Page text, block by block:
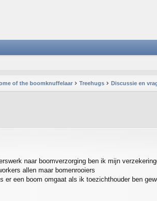
of the boomknuffelaar Treehugs Discussie en
naar boomverzorging ben ik mijn
allen maar bomenrooiers
een boom omgaat als ik toezichthouder ben